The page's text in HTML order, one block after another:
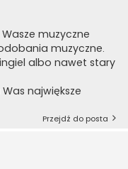
muzyczne
muzyczne.
albo nawet stary
największe
Przejdź do posta